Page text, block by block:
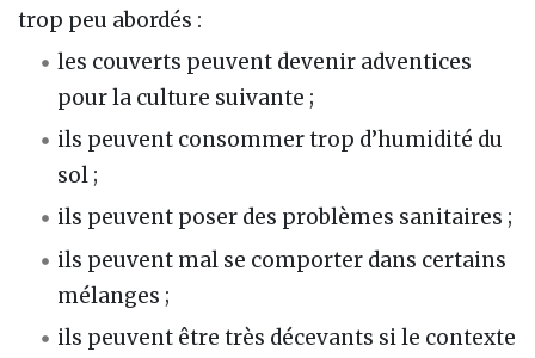
trop peu abordés :
les couverts peuvent devenir adventices
pour la culture suivante ;
ils peuvent consommer trop d’humidité du
sol ;
ils peuvent poser des problèmes sanitaires ;
ils peuvent mal se comporter dans certains
mélanges ;
ils peuvent être très décevants si le contexte